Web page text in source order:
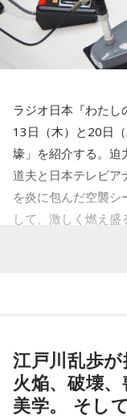
特番の話が半年以
ってましたが、「満
物を長いこと返し
ます！
【木田】
初めまして。マセキ
と申します。ガク
もしろいやん）と思
パフォーマンスを
■番組タイトル：『
ラジオ日本『わたし
13日（木）と20日
壕」を紹介する。迫
道夫と日本テレビア
を炎に包んだ空襲
して、激しく燃え盛
全編に乱歩独特の
江戸川乱歩が
火焔、破壊
美学。 そし